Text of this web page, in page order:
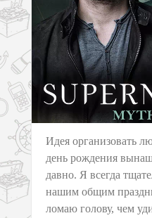
Идея организовать
день рождения
давно. Я всегда
нашим общим
ломаю голову, чем